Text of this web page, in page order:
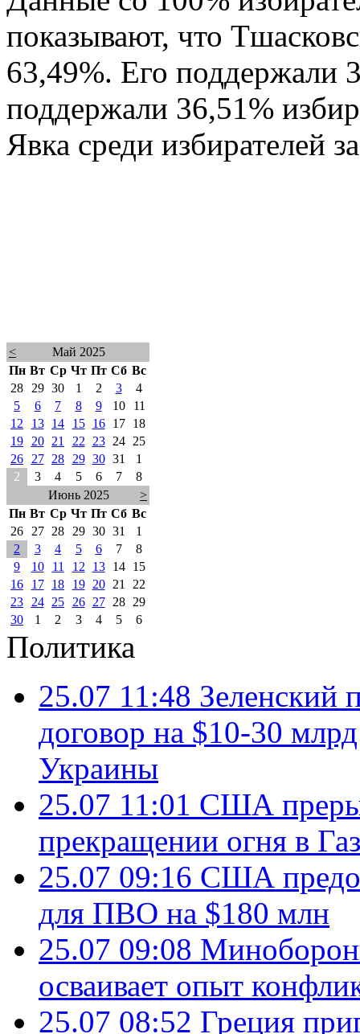
показывают, что
63,49%. Его поддержали
поддержали 36,51%
Явка среди избирателей
<
Май 2025
Пн Вт Ср Чт Пт Сб Вс
28
29 30 1 2 3
4
5
6 7 8 9 10
11
12
13 14 15 16 17
18
19
20 21 22 23 24
25
26
27 28 29 30 31
1
2
3 4 5 6 7
8
Июнь 2025
>
Пн Вт Ср Чт Пт Сб Вс
26
27 28 29 30 31
1
2
3 4 5 6 7
8
9
10 11 12 13 14
15
16
17 18 19 20 21
22
23
24 25 26 27 28
29
30
1 2 3 4 5 6
Политика
25.07 11:48 Зеленский
договор на $10-30
Украины
25.07 11:01 США
прекращении огня в
25.07 09:16 США
для ПВО на $180 млн
25.07 09:08
осваивает опыт
25.07 08:52 Греция